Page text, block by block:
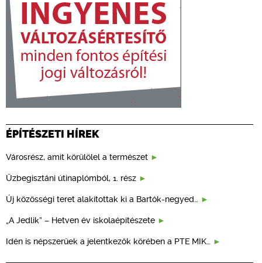
ÉPÍTÉSZETI HÍREK
Városrész, amit körülölel a természet
Üzbegisztáni útinaplómból, 1. rész
Új közösségi teret alakítottak ki a Bartók-negyed…
„A Jedlik” – Hetven év iskolaépítészete
Idén is népszerűek a jelentkezők körében a PTE MIK…